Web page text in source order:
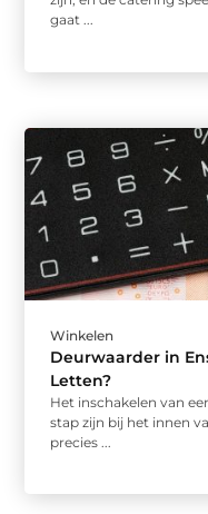
gaat ...
Winkelen
Deurwaarder in
Letten?
Het inschakelen van
stap zijn bij het innen
precies ...